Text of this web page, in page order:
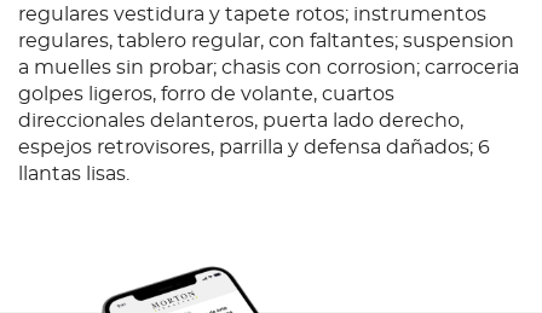
regulares vestidura y tapete rotos; instrumentos
regulares, tablero regular, con faltantes; suspension
a muelles sin probar; chasis con corrosion; carroceria
golpes ligeros, forro de volante, cuartos
direccionales delanteros, puerta lado derecho,
espejos retrovisores, parrilla y defensa dañados; 6
llantas lisas.
Ubicación: Planta Almoloya, Edomex.;
Observaciones: Unidad sin prueba de arranque, por